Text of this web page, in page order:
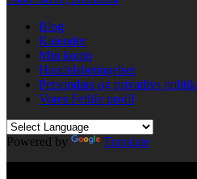
Blog
Kalender
Min konto
Handelsbetingelser
Persondata og privatlivs politik
Vores Fetlife profil
Powered by
Translate